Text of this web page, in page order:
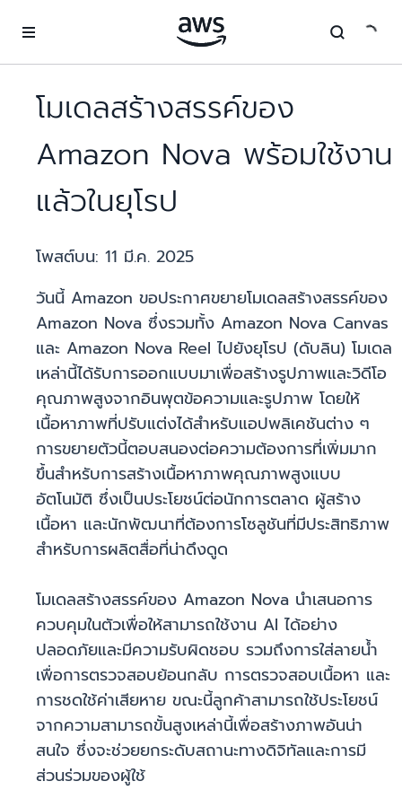
โมเดลสร้างสรรค์ของ
Amazon Nova พร้อมใช้งาน
แล้วในยุโรป
โพสต์บน: 11 มี.ค. 2025
วันนี้ Amazon ขอประกาศขยายโมเดลสร้างสรรค์ของ
Amazon Nova ซึ่งรวมทั้ง Amazon Nova Canvas
และ Amazon Nova Reel ไปยังยุโรป (ดับลิน) โมเดล
เหล่านี้ได้รับการออกแบบมาเพื่อสร้างรูปภาพและวิดีโอ
คุณภาพสูงจากอินพุตข้อความและรูปภาพ โดยให้
เนื้อหาภาพที่ปรับแต่งได้สำหรับแอปพลิเคชันต่าง ๆ
การขยายตัวนี้ตอบสนองต่อความต้องการที่เพิ่มมาก
ขึ้นสำหรับการสร้างเนื้อหาภาพคุณภาพสูงแบบ
อัตโนมัติ ซึ่งเป็นประโยชน์ต่อนักการตลาด ผู้สร้าง
เนื้อหา และนักพัฒนาที่ต้องการโซลูชันที่มีประสิทธิภาพ
สำหรับการผลิตสื่อที่น่าดึงดูด
โมเดลสร้างสรรค์ของ Amazon Nova นำเสนอการ
ควบคุมในตัวเพื่อให้สามารถใช้งาน AI ได้อย่าง
ปลอดภัยและมีความรับผิดชอบ รวมถึงการใส่ลายน้ำ
เพื่อการตรวจสอบย้อนกลับ การตรวจสอบเนื้อหา และ
การชดใช้ค่าเสียหาย ขณะนี้ลูกค้าสามารถใช้ประโยชน์
จากความสามารถขั้นสูงเหล่านี้เพื่อสร้างภาพอันน่า
สนใจ ซึ่งจะช่วยยกระดับสถานะทางดิจิทัลและการมี
ส่วนร่วมของผู้ใช้